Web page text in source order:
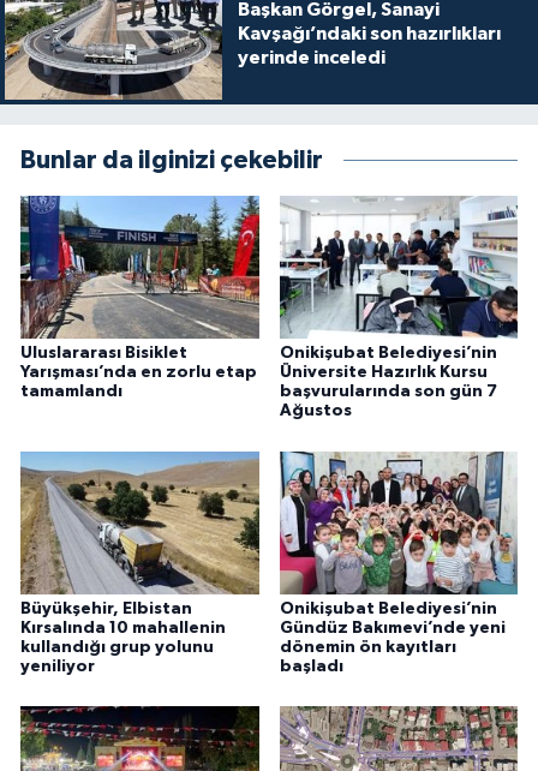
Başkan Görgel, Sanayi
Kavşağı’ndaki son hazırlıkları
yerinde inceledi
Bunlar da ilginizi çekebilir
Uluslararası Bisiklet
Yarışması’nda en zorlu etap
tamamlandı
Onikişubat Belediyesi’nin
Üniversite Hazırlık Kursu
başvurularında son gün 7
Ağustos
Büyükşehir, Elbistan
Kırsalında 10 mahallenin
kullandığı grup yolunu
yeniliyor
Onikişubat Belediyesi’nin
Gündüz Bakımevi’nde yeni
dönemin ön kayıtları
başladı